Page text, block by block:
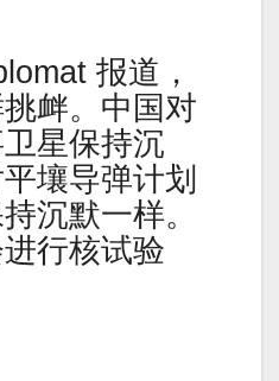
报道，
衅。中国对
星保持沉
壤导弹计划
沉默一样。
行核试验